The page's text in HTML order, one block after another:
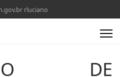
rluciano
DE